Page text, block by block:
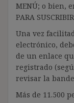
MENÚ; o bien,
PARA
Una vez
electrónico,
de un enlace
registrado
revisar la
Más de 11.500